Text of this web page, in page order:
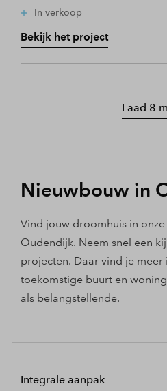
In verkoop
Bekijk het project
Laad 8
Nieuwbouw in
Vind jouw droomhuis in
Oudendijk. Neem snel een
projecten. Daar vind je
toekomstige buurt en
als belangstellende.
Integrale aanpak